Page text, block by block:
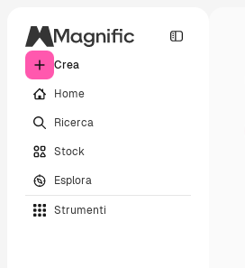
Crea
Home
Ricerca
Stock
Esplora
Strumenti